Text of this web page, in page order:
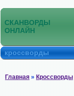
СКАНВОРДЫ
ОНЛАЙН
кроссворды
Главная » Кроссворды